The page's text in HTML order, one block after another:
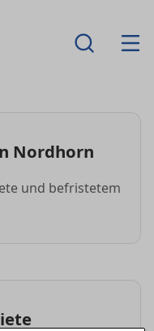
Nordhorn
und befristetem